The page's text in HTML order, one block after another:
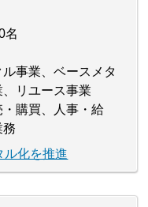
名
事業、ベースメタ
リユース事業
購買、人事・給
務
ル化を推進